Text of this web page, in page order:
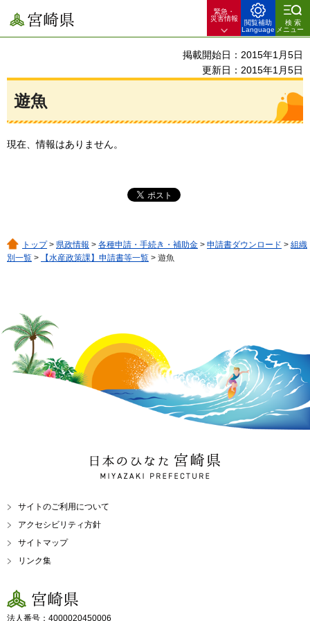
宮崎県
緊急・
災害情報
閲覧補助
Language
検索
メニュー
掲載開始日：2015年1月5日
更新日：2015年1月5日
遊魚
現在、情報はありません。
トップ> 県政情報 > 各種申請・手続き・補助金 > 申請書ダウンロード > 組織
別一覧 > 【水産政策課】申請書等一覧 > 遊魚
日本のひなた 宮崎県
MIYAZAKI PREFECTURE
サイトのご利用について
アクセシビリティ方針
サイトマップ
リンク集
宮崎県
法人番号：4000020450006